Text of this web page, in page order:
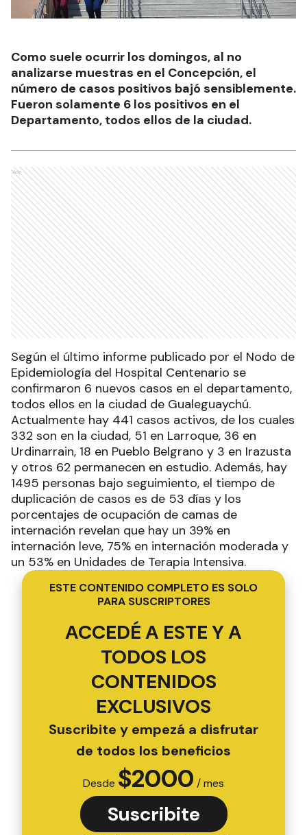
Como suele ocurrir los domingos, al no
analizarse muestras en el Concepción, el
número de casos positivos bajó sensiblemente.
Fueron solamente 6 los positivos en el
Departamento, todos ellos de la ciudad.
Ads
Según el último informe publicado por el Nodo de
Epidemiología del Hospital Centenario se
confirmaron 6 nuevos casos en el departamento,
todos ellos en la ciudad de Gualeguaychú.
Actualmente hay 441 casos activos, de los cuales
332 son en la ciudad, 51 en Larroque, 36 en
Urdinarrain, 18 en Pueblo Belgrano y 3 en Irazusta
y otros 62 permanecen en estudio. Además, hay
1495 personas bajo seguimiento, el tiempo de
duplicación de casos es de 53 días y los
porcentajes de ocupación de camas de
internación revelan que hay un 39% en
internación leve, 75% en internación moderada y
un 53% en Unidades de Terapia Intensiva.
ESTE CONTENIDO COMPLETO ES SOLO
PARA SUSCRIPTORES
ACCEDÉ A ESTE Y A
TODOS LOS
CONTENIDOS
EXCLUSIVOS
Suscribite y empezá a disfrutar
de todos los beneficios
Desde $2000 / mes
Suscribite